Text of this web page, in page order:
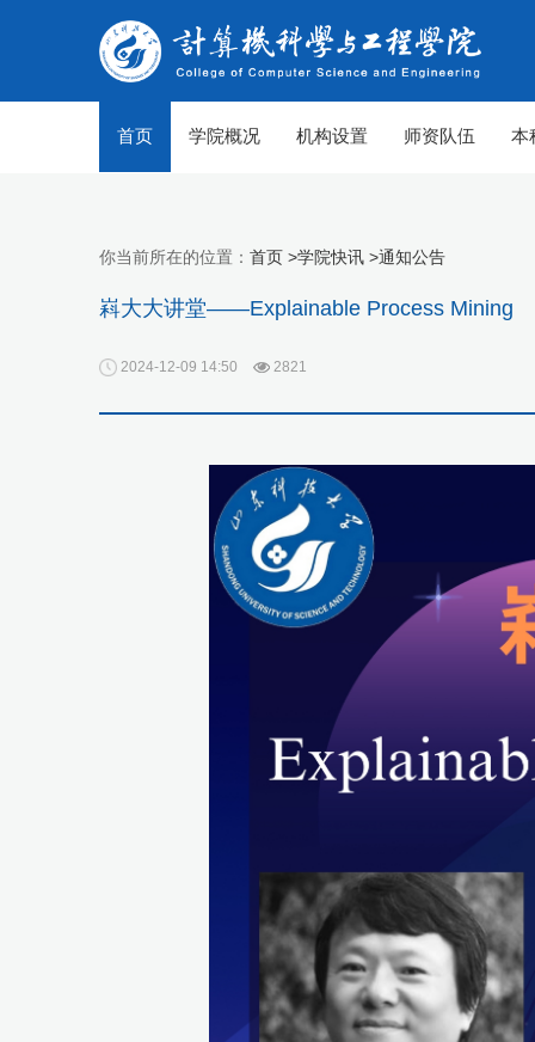
首页 学院概况 机构设置 师资队伍 本
你当前所在的位置： 首页 >学院快讯 >通知公告
嵙大大讲堂——Explainable Process Mining
2024-12-09 14:50 2821
【组图】春至山科 生机勃勃